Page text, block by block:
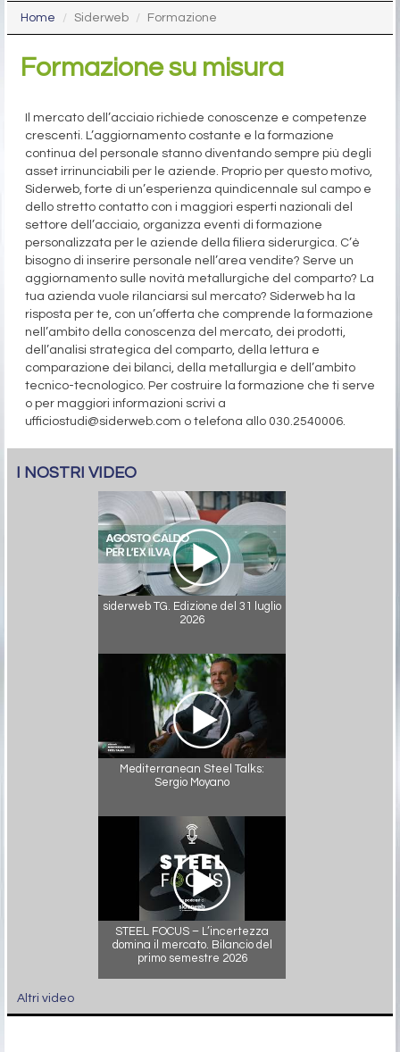
Home Siderweb Formazione
Formazione su misura
Il mercato dell’acciaio richiede conoscenze e competenze
crescenti. L’aggiornamento costante e la formazione
continua del personale stanno diventando sempre più degli
asset irrinunciabili per le aziende. Proprio per questo motivo,
Siderweb, forte di un’esperienza quindicennale sul campo e
dello stretto contatto con i maggiori esperti nazionali del
settore dell’acciaio, organizza eventi di formazione
personalizzata per le aziende della filiera siderurgica. C’è
bisogno di inserire personale nell’area vendite? Serve un
aggiornamento sulle novità metallurgiche del comparto? La
tua azienda vuole rilanciarsi sul mercato? Siderweb ha la
risposta per te, con un’offerta che comprende la formazione
nell’ambito della conoscenza del mercato, dei prodotti,
dell’analisi strategica del comparto, della lettura e
comparazione dei bilanci, della metallurgia e dell’ambito
tecnico-tecnologico. Per costruire la formazione che ti serve
o per maggiori informazioni scrivi a
ufficiostudi@siderweb.com o telefona allo 030.2540006.
I NOSTRI VIDEO
siderweb TG. Edizione del 31 luglio
2026
Mediterranean Steel Talks:
Sergio Moyano
STEEL FOCUS – L’incertezza
domina il mercato. Bilancio del
primo semestre 2026
Altri video